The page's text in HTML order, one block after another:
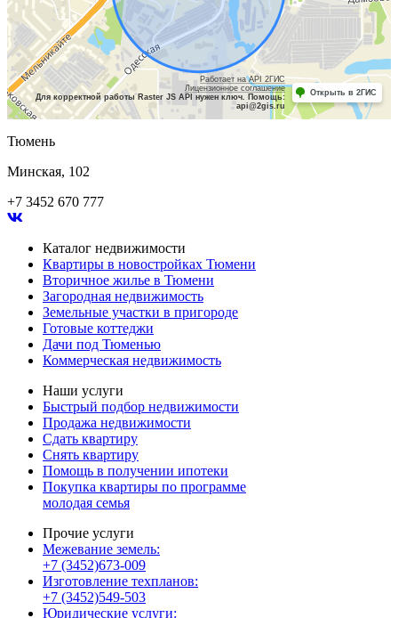
Работает на API 2ГИС
Лицензионное соглашение
Для корректной работы Raster JS API нужен ключ. Помощь:
api@2gis.ru
Открыть в 2ГИС
Тюмень
Минская, 102
+7 3452 670 777
Каталог недвижимости
Квартиры в новостройках Тюмени
Вторичное жилье в Тюмени
Загородная недвижимость
Земельные участки в пригороде
Готовые коттеджи
Дачи под Тюменью
Коммерческая недвижимость
Наши услуги
Быстрый подбор недвижимости
Продажа недвижимости
Сдать квартиру
Снять квартиру
Помощь в получении ипотеки
Покупка квартиры по программе
молодая семья
Прочие услуги
Межевание земель:
+7 (3452)673-009
Изготовление техпланов:
+7 (3452)549-503
Юридические услуги: